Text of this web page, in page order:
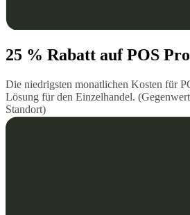
25 % Rabatt auf POS Pro
Die niedrigsten monatlichen Kosten für
Lösung für den Einzelhandel.
Standort)